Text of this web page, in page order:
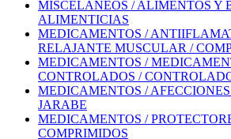
MISCELANEOS / ALIMENTOS Y
ALIMENTICIAS
MEDICAMENTOS /
RELAJANTE MUSCULAR /
MEDICAMENTOS /
CONTROLADOS /
MEDICAMENTOS /
JARABE
MEDICAMENTOS /
COMPRIMIDOS